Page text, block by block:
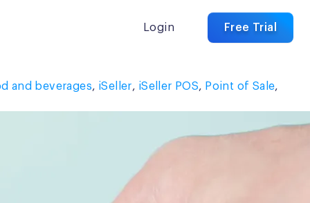
Login Free Trial
and beverages, iSeller, iSeller POS, Point of Sale,